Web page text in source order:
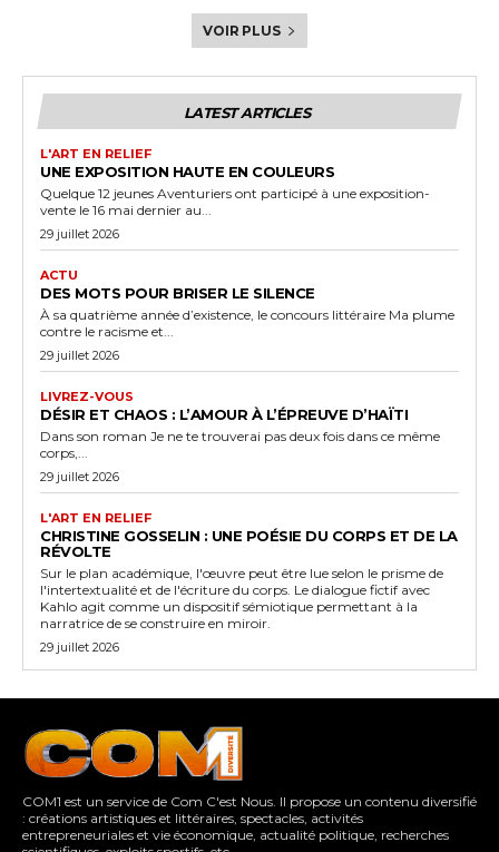
VOIR PLUS
LATEST ARTICLES
L'ART EN RELIEF
UNE EXPOSITION HAUTE EN COULEURS
Quelque 12 jeunes Aventuriers ont participé à une exposition-
vente le 16 mai dernier au...
29 juillet 2026
ACTU
DES MOTS POUR BRISER LE SILENCE
À sa quatrième année d’existence, le concours littéraire Ma plume
contre le racisme et...
29 juillet 2026
LIVREZ-VOUS
DÉSIR ET CHAOS : L’AMOUR À L’ÉPREUVE D’HAÏTI
Dans son roman Je ne te trouverai pas deux fois dans ce même
corps,...
29 juillet 2026
L'ART EN RELIEF
CHRISTINE GOSSELIN : UNE POÉSIE DU CORPS ET DE LA
RÉVOLTE
Sur le plan académique, l'œuvre peut être lue selon le prisme de
l'intertextualité et de l'écriture du corps. Le dialogue fictif avec
Kahlo agit comme un dispositif sémiotique permettant à la
narratrice de se construire en miroir.
29 juillet 2026
COM1 est un service de Com C'est Nous. Il propose un contenu diversifié
: créations artistiques et littéraires, spectacles, activités
entrepreneuriales et vie économique, actualité politique, recherches